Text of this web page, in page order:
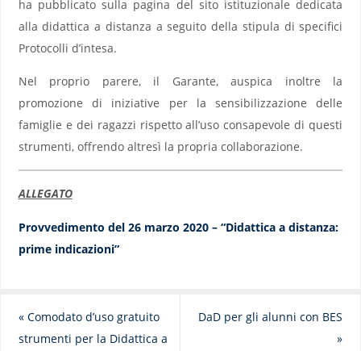
ha pubblicato sulla pagina del sito istituzionale dedicata
alla didattica a distanza a seguito della stipula di specifici
Protocolli d’intesa.
Nel proprio parere, il Garante, auspica inoltre la
promozione di iniziative per la sensibilizzazione delle
famiglie e dei ragazzi rispetto all’uso consapevole di questi
strumenti, offrendo altresì la propria collaborazione.
ALLEGATO
Provvedimento del 26 marzo 2020 – “Didattica a distanza:
prime indicazioni”
«Comodato d’uso gratuito
strumenti per la Didattica a
DaD per gli alunni con BES
»